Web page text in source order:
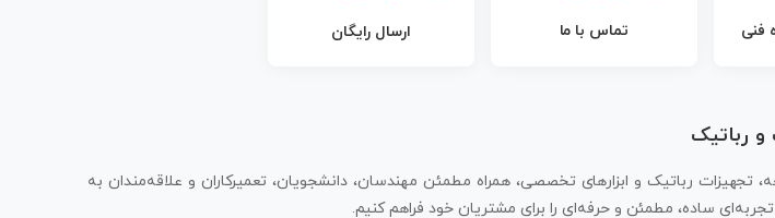
فنی تماس با ما ارسال رایگان
و رباتیک
تجهیزات رباتیک و ابزارهای تخصصی، همراه مطمئن مهندسان، دانشجویان، تعمیرکاران و علاقه‌مندان به
ساده، مطمئن و حرفه‌ای را برای مشتریان خود فراهم کنیم.